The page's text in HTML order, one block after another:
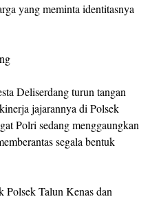
yang meminta identitasnya
Deliserdang turun tangan
jajarannya di Polsek
Polri sedang menggaungkan
segala bentuk
Talun Kenas dan